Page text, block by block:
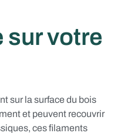
sur votre
sur la surface du bois
et peuvent recouvrir
ces filaments